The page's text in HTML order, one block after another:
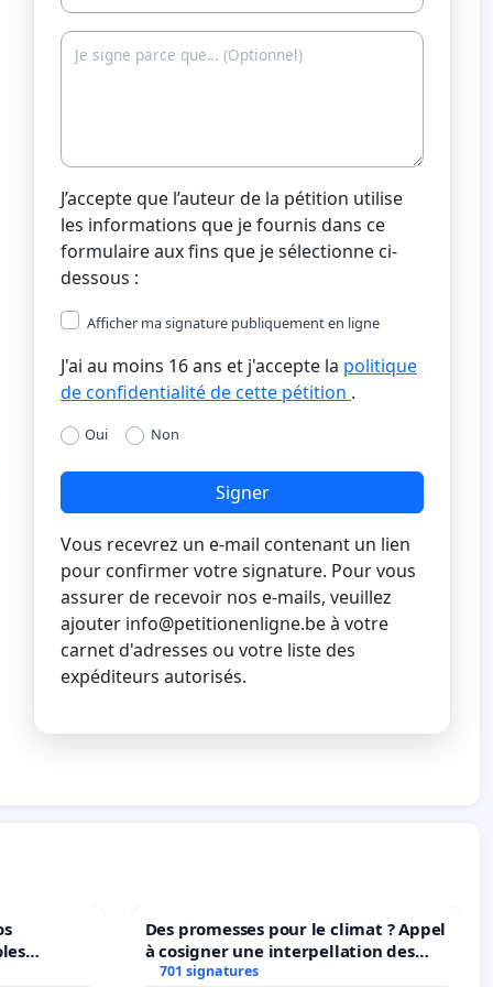
J’accepte que l’auteur de la pétition utilise
les informations que je fournis dans ce
formulaire aux fins que je sélectionne ci-
dessous :
Afficher ma signature publiquement en ligne
J'ai au moins 16 ans et j'accepte la politique
de confidentialité de cette pétition .
Oui Non
Signer
Vous recevrez un e-mail contenant un lien
pour confirmer votre signature. Pour vous
assurer de recevoir nos e-mails, veuillez
ajouter info@petitionenligne.beà votre
carnet d'adresses ou votre liste des
expéditeurs autorisés.
Des promesses pour le climat ? Appel
à cosigner une interpellation des
ministres wallons du climat et de
701 signatures